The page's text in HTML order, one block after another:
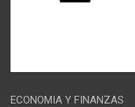
ECONOMIA Y FINANZAS